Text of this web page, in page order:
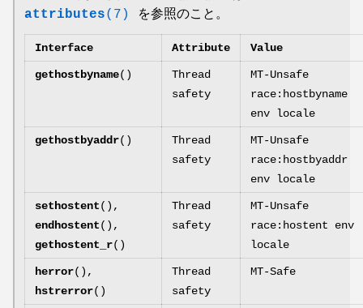
attributes(7) を参照のこと。
Interface Attribute Value
gethostbyname()
Thread
safety
MT-Unsafe
race:hostbyname
env locale
gethostbyaddr()
Thread
safety
MT-Unsafe
race:hostbyaddr
env locale
sethostent(),
endhostent(),
gethostent_r()
Thread
safety
MT-Unsafe
race:hostent env
locale
herror(),
hstrerror()
Thread
safety
MT-Safe